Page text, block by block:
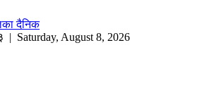
| Saturday, August 8, 2026